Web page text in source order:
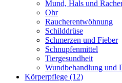
Mund, Hals und
Ohr
Raucherentwöhnung
Schilddrüse
Schmerzen und Fieber
Schnupfenmittel
Tiergesundheit
Wundbehandlung und
Körperpflege (12)